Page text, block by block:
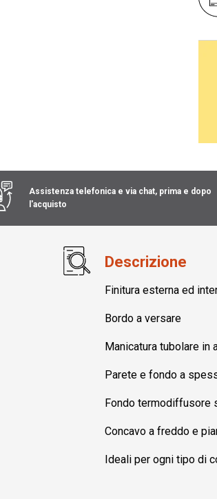
Assistenza telefonica e via chat, prima e dopo
l'acquisto
Descrizione
Finitura esterna ed
Bordo a versare
Manicatura tubolare in
Parete e fondo a
Fondo termodiffusore
Concavo a freddo e
Ideali per ogni tipo di